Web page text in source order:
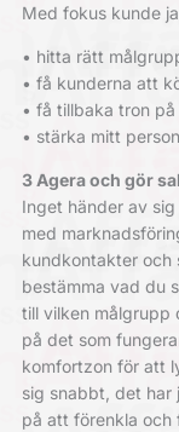
Med fokus kunde
• hitta rätt
• få kunderna att
• få tillbaka tron
• stärka mitt
3 Agera och gör
Inget händer av
med
kundkontakter och
bestämma vad du
till vilken målgrupp
på det som
komfortzon för att
sig snabbt, det har
på att förenkla och